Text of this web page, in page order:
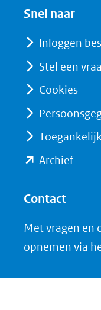
een
Snel naar
Inloggen
Stel een
Cookies
Archief(opent
naar
Contact
Met vragen en
opnemen via